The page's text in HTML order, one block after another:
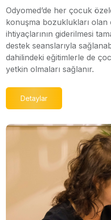
Odyomed’de her çocuk
konuşma bozuklukları olan
ihtiyaçlarının giderilmesi
destek seanslarıyla
dahilindeki eğitimlerle de
yetkin olmaları sağlanır.
Detaylar